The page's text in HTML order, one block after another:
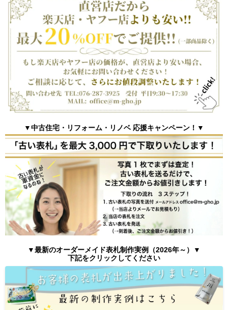
▼中古住宅・リフォーム・リノベ 応援キャンペーン！▼
▼最新のオーダーメイド表札制作実例（2026年～）▼
下記をクリックしてください